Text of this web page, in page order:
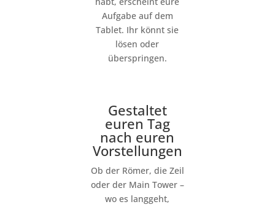
Aufgabe auf dem
Tablet. Ihr könnt sie
lösen oder
überspringen.
Gestaltet
euren Tag
nach euren
Vorstellungen
Ob der Römer, die Zeil
oder der Main Tower –
wo es langgeht,